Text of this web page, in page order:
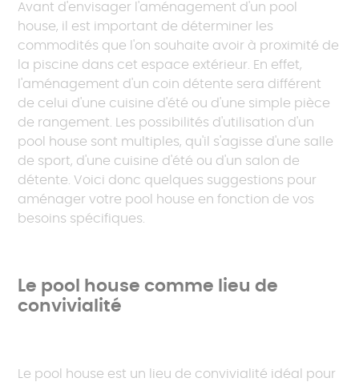
Avant d'envisager l'aménagement d'un pool
house, il est important de déterminer les
commodités que l'on souhaite avoir à proximité de
la piscine dans cet espace extérieur. En effet,
l'aménagement d'un coin détente sera différent
de celui d'une cuisine d'été ou d'une simple pièce
de rangement. Les possibilités d'utilisation d'un
pool house sont multiples, qu'il s'agisse d'une salle
de sport, d'une cuisine d'été ou d'un salon de
détente. Voici donc quelques suggestions pour
aménager votre pool house en fonction de vos
besoins spécifiques.
Le pool house comme lieu de
convivialité
Le pool house est un lieu de convivialité idéal pour